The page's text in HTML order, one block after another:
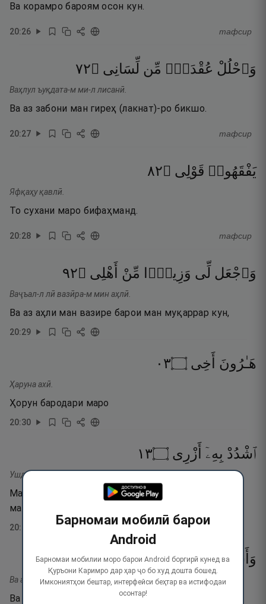
Ва корамро бароям осон кун.
20:26 тафсир
وَٱحْلُلْ عُقْدَةًۭ مِّن لِّسَانِى ۝٢٧
Ваҳлул ъуқдата-м ми-л лисанӣ.
Ва аз забони ман гиреҳ (лакнат)-ро бикшо.
20:27 тафсир
يَفْقَهُوا۟ قَوْلِى ۝٢٨
Яфқаҳу қавлӣ.
То сухани маро бифаҳманд.
20:28 тафсир
وَٱجْعَل لِّى وَزِيرًۭا مِّنْ أَهْلِى ۝٢٩
Ваҷъал-л лӣ вазӣра-м мин аҳлӣ.
Ва аз аҳли ман вазире барои ман муқаррар кун,
20:29
هَـٰرُونَ أَخِى ۝٣٠
Ҳаруна ахӣ.
Ҳорун бародари маро
20:30
ٱشْدُدْ بِهِۦٓ أَزْرِى ۝٣١
Ушдуд биҳи азрӣ.
Маҳкам (қавӣ) кун ба сабаби ӯ бозу (тавонои)-и
маро.
20:
وَأَشْرِكْهُ فِىٓ أَمْرِى ۝٣٢
Ва ашрикҳу фи амрӣ.
Ва ӯро дар кори ман шарик кун,
Барномаи мобилӣ барои
Android
Барномаи мобилии моро барои Android боргирӣ кунед ва
Қуръони Каримро дар ҳар ҷо бо худ дошта бошед.
Имкониятҳои бештар, интерфейси беҳтар ва истифодаи
осонтар!